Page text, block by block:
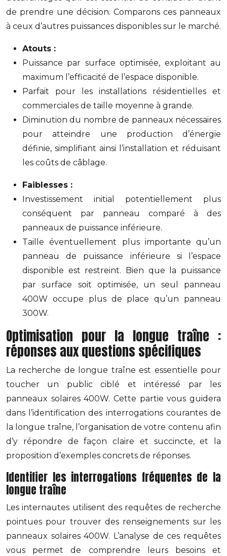
de prendre une décision. Comparons ces panneaux
à ceux d’autres puissances disponibles sur le marché.
Atouts :
Puissance par surface optimisée, exploitant au
maximum l’efficacité de l’espace disponible.
Parfait pour les installations résidentielles et
commerciales de taille moyenne à grande.
Diminution du nombre de panneaux nécessaires
pour atteindre une production d’énergie
définie, simplifiant ainsi l’installation et réduisant
les coûts de câblage.
Faiblesses :
Investissement initial potentiellement plus
conséquent par panneau comparé à des
panneaux de puissance inférieure.
Taille éventuellement plus importante qu’un
panneau de puissance inférieure si l’espace
disponible est restreint. Bien que la puissance
par surface soit optimisée, un seul panneau
400W occupe plus de place qu’un panneau
300W.
Optimisation pour la longue traîne :
réponses aux questions spécifiques
La recherche de longue traîne est essentielle pour
toucher un public ciblé et intéressé par les
panneaux solaires 400W. Cette partie vous guidera
dans l’identification des interrogations courantes de
la longue traîne, l’organisation de votre contenu afin
d’y répondre de façon claire et succincte, et la
proposition d’exemples concrets de réponses.
Identifier les interrogations fréquentes de la
longue traîne
Les internautes utilisent des requêtes de recherche
pointues pour trouver des renseignements sur les
panneaux solaires 400W. L’analyse de ces requêtes
vous permet de comprendre leurs besoins et